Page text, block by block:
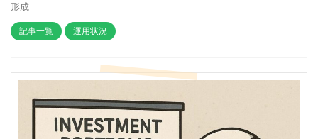
形成
記事一覧 運用状況